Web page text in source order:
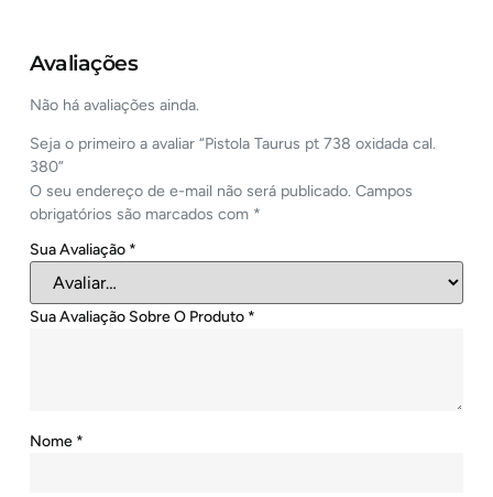
Avaliações
Não há avaliações ainda.
Seja o primeiro a avaliar “Pistola Taurus pt 738 oxidada cal.
380”
O seu endereço de e-mail não será publicado. Campos
obrigatórios são marcados com *
Sua Avaliação *
Sua Avaliação Sobre O Produto *
Nome *